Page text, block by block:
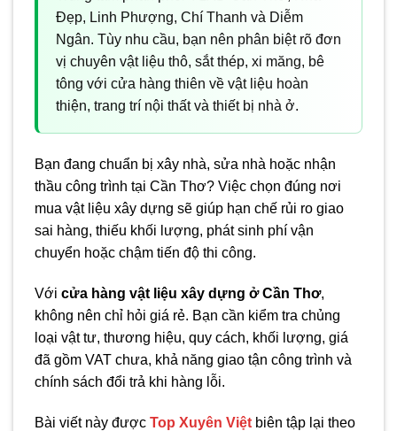
Đẹp, Linh Phượng, Chí Thanh và Diễm
Ngân. Tùy nhu cầu, bạn nên phân biệt rõ đơn
vị chuyên vật liệu thô, sắt thép, xi măng, bê
tông với cửa hàng thiên về vật liệu hoàn
thiện, trang trí nội thất và thiết bị nhà ở.
Bạn đang chuẩn bị xây nhà, sửa nhà hoặc nhận
thầu công trình tại Cần Thơ? Việc chọn đúng nơi
mua vật liệu xây dựng sẽ giúp hạn chế rủi ro giao
sai hàng, thiếu khối lượng, phát sinh phí vận
chuyển hoặc chậm tiến độ thi công.
Với cửa hàng vật liệu xây dựng ở Cần Thơ,
không nên chỉ hỏi giá rẻ. Bạn cần kiểm tra chủng
loại vật tư, thương hiệu, quy cách, khối lượng, giá
đã gồm VAT chưa, khả năng giao tận công trình và
chính sách đổi trả khi hàng lỗi.
Bài viết này được Top Xuyên Việt biên tập lại theo